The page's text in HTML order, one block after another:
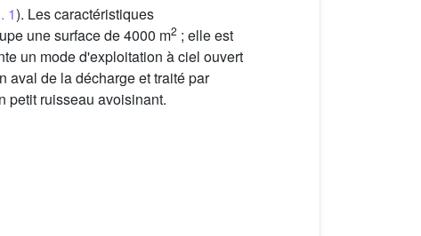
1). Les caractéristiques
une surface de 4000 m2 ; elle est
un mode d'exploitation à ciel ouvert
aval de la décharge et traité par
petit ruisseau avoisinant.